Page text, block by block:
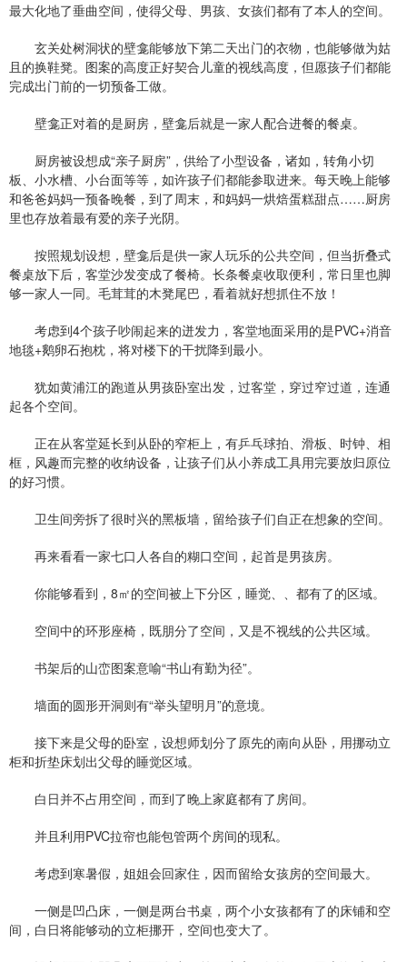
最大化地了垂曲空间，使得父母、男孩、女孩们都有了本人的空间。
玄关处树洞状的壁龛能够放下第二天出门的衣物，也能够做为姑
且的换鞋凳。图案的高度正好契合儿童的视线高度，但愿孩子们都能
完成出门前的一切预备工做。
壁龛正对着的是厨房，壁龛后就是一家人配合进餐的餐桌。
厨房被设想成“亲子厨房”，供给了小型设备，诸如，转角小切
板、小水槽、小台面等等，如许孩子们都能参取进来。每天晚上能够
和爸爸妈妈一预备晚餐，到了周末，和妈妈一烘焙蛋糕甜点……厨房
里也存放着最有爱的亲子光阴。
按照规划设想，壁龛后是供一家人玩乐的公共空间，但当折叠式
餐桌放下后，客堂沙发变成了餐椅。长条餐桌收取便利，常日里也脚
够一家人一同。毛茸茸的木凳尾巴，看着就好想抓住不放！
考虑到4个孩子吵闹起来的迸发力，客堂地面采用的是PVC+消音
地毯+鹅卵石抱枕，将对楼下的干扰降到最小。
犹如黄浦江的跑道从男孩卧室出发，过客堂，穿过窄过道，连通
起各个空间。
正在从客堂延长到从卧的窄柜上，有乒乓球拍、滑板、时钟、相
框，风趣而完整的收纳设备，让孩子们从小养成工具用完要放归原位
的好习惯。
卫生间旁拆了很时兴的黑板墙，留给孩子们自正在想象的空间。
再来看看一家七口人各自的糊口空间，起首是男孩房。
你能够看到，8㎡的空间被上下分区，睡觉、、都有了的区域。
空间中的环形座椅，既朋分了空间，又是不视线的公共区域。
书架后的山峦图案意喻“书山有勤为径”。
墙面的圆形开洞则有“举头望明月”的意境。
接下来是父母的卧室，设想师划分了原先的南向从卧，用挪动立
柜和折垫床划出父母的睡觉区域。
白日并不占用空间，而到了晚上家庭都有了房间。
并且利用PVC拉帘也能包管两个房间的现私。
考虑到寒暑假，姐姐会回家住，因而留给女孩房的空间最大。
一侧是凹凸床，一侧是两台书桌，两个小女孩都有了的床铺和空
间，白日将能够动的立柜挪开，空间也变大了。